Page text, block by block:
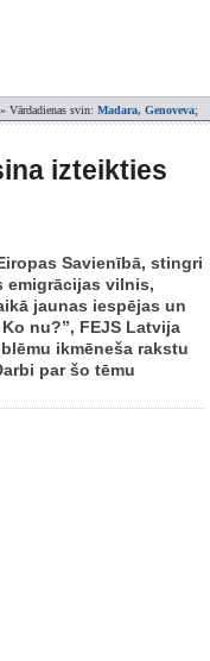
» Vārdadienas svin: Madara, Genoveva;
izteikties
Savienībā, stingri
emigrācijas vilnis,
jaunas iespējas un
nu?”, FEJS Latvija
ikmēneša rakstu
par šo tēmu